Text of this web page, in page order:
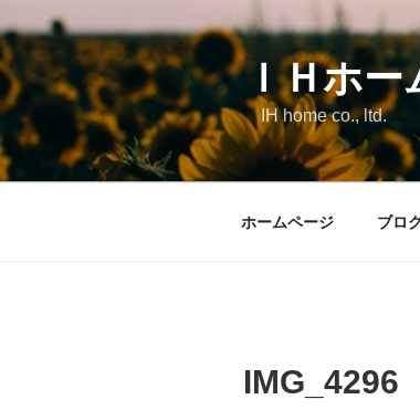
ン
テ
ン
ツ
へ
ス
ＩＨホー
IH home co., ltd.
ホームページ ブロ
IMG_4296